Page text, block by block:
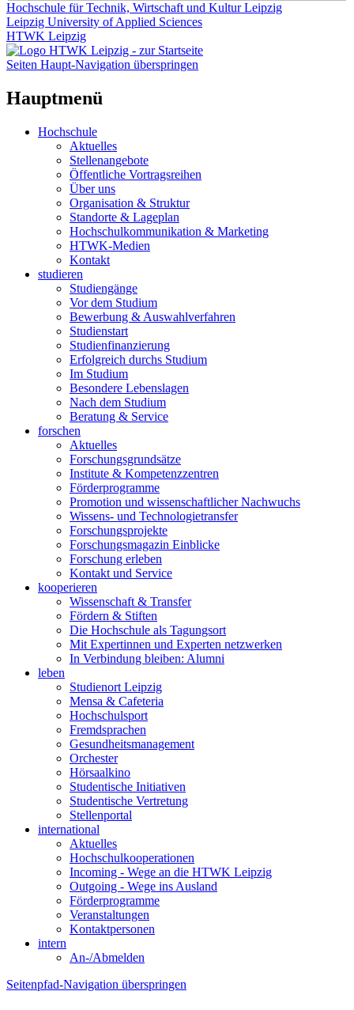
Hochschule für Technik, Wirtschaft und Kultur Leipzig
Leipzig University of Applied Sciences
HTWK Leipzig
Seiten Haupt-Navigation überspringen
Hauptmenü
Hochschule
Aktuelles
Stellenangebote
Öffentliche Vortragsreihen
Über uns
Organisation & Struktur
Standorte & Lageplan
Hochschulkommunikation & Marketing
HTWK-Medien
Kontakt
studieren
Studiengänge
Vor dem Studium
Bewerbung & Auswahlverfahren
Studienstart
Studienfinanzierung
Erfolgreich durchs Studium
Im Studium
Besondere Lebenslagen
Nach dem Studium
Beratung & Service
forschen
Aktuelles
Forschungsgrundsätze
Institute & Kompetenzzentren
Förderprogramme
Promotion und wissenschaftlicher Nachwuchs
Wissens- und Technologietransfer
Forschungsprojekte
Forschungsmagazin Einblicke
Forschung erleben
Kontakt und Service
kooperieren
Wissenschaft & Transfer
Fördern & Stiften
Die Hochschule als Tagungsort
Mit Expertinnen und Experten netzwerken
In Verbindung bleiben: Alumni
leben
Studienort Leipzig
Mensa & Cafeteria
Hochschulsport
Fremdsprachen
Gesundheitsmanagement
Orchester
Hörsaalkino
Studentische Initiativen
Studentische Vertretung
Stellenportal
international
Aktuelles
Hochschulkooperationen
Incoming - Wege an die HTWK Leipzig
Outgoing - Wege ins Ausland
Förderprogramme
Veranstaltungen
Kontaktpersonen
intern
An-/Abmelden
Seitenpfad-Navigation überspringen